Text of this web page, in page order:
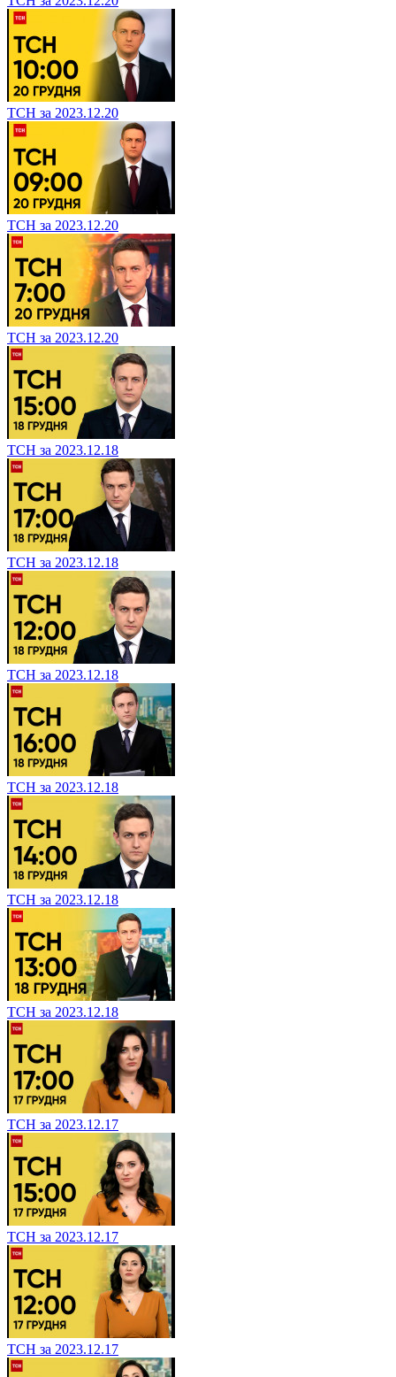
ТСН за 2023.12.20
ТСН за 2023.12.20
ТСН за 2023.12.20
ТСН за 2023.12.18
ТСН за 2023.12.18
ТСН за 2023.12.18
ТСН за 2023.12.18
ТСН за 2023.12.18
ТСН за 2023.12.18
ТСН за 2023.12.17
ТСН за 2023.12.17
ТСН за 2023.12.17